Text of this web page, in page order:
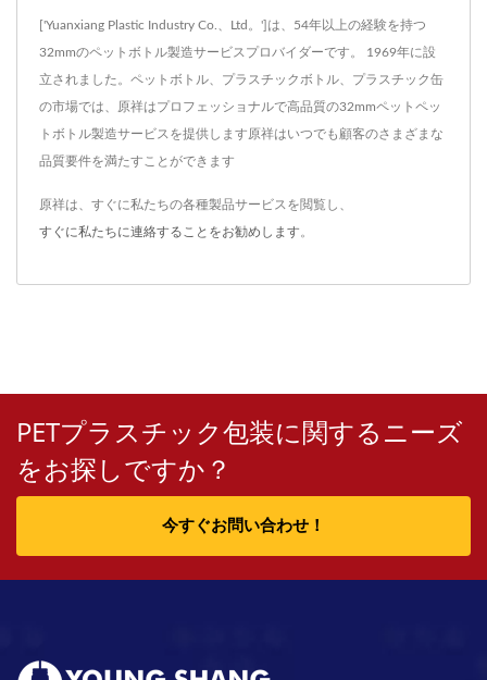
['Yuanxiang Plastic Industry Co.、Ltd。']は、54年以上の経験を持つ
32mmのペットボトル製造サービスプロバイダーです。 1969年に設
立されました。ペットボトル、プラスチックボトル、プラスチック缶
の市場では、原祥はプロフェッショナルで高品質の32mmペットペッ
トボトル製造サービスを提供します原祥はいつでも顧客のさまざまな
品質要件を満たすことができます
原祥は、すぐに私たちの各種製品サービスを閲覧し、
すぐに私たちに連絡することをお勧めします 。
PETプラスチック包装に関するニーズ
をお探しですか？
今すぐお問い合わせ！